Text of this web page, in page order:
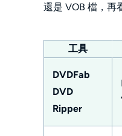
還是 VOB 檔，再
工具
DVDFab
DVD
Ripper